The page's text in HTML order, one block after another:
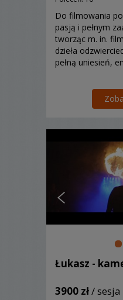
Do filmowania
pasją i pełnym
tworząc m. in.
dzieła
pełną uniesień,
Łukasz -
3900 zł/ sesja